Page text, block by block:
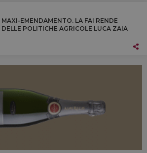
EMENDAMENTO. LA FAI RENDE
POLITICHE AGRICOLE LUCA ZAIA